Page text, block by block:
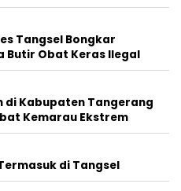
Tangsel Bongkar
Butir Obat Keras Ilegal
di Kabupaten Tangerang
Kemarau Ekstrem
Termasuk di Tangsel